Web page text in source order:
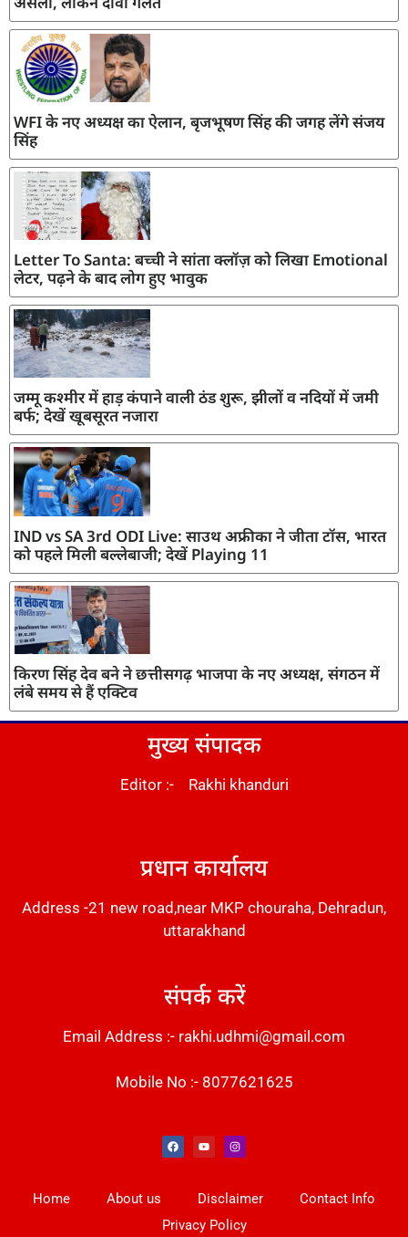
WFI के नए अध्यक्ष का ऐलान, बृजभूषण सिंह की जगह लेंगे संजय
सिंह
Letter To Santa: बच्ची ने सांता क्लॉज़ को लिखा Emotional
लेटर, पढ़ने के बाद लोग हुए भावुक
जम्मू कश्मीर में हाड़ कंपाने वाली ठंड शुरू, झीलों व नदियों में जमी
बर्फ; देखें खूबसूरत नजारा
IND vs SA 3rd ODI Live: साउथ अफ्रीका ने जीता टॉस, भारत
को पहले मिली बल्लेबाजी; देखें Playing 11
किरण सिंह देव बने ने छत्तीसगढ़ भाजपा के नए अध्यक्ष, संगठन में
लंबे समय से हैं एक्टिव
मुख्य संपादक
Editor :- Rakhi khanduri
प्रधान कार्यालय
Address -21 new road,near MKP chouraha, Dehradun,
uttarakhand
संपर्क करें
Email Address :- rakhi.udhmi@gmail.com
Mobile No :- 8077621625
Home About us Disclaimer
Contact Info
Privacy Policy